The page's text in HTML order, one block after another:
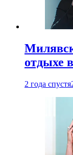
отдыхе
2 года спустя